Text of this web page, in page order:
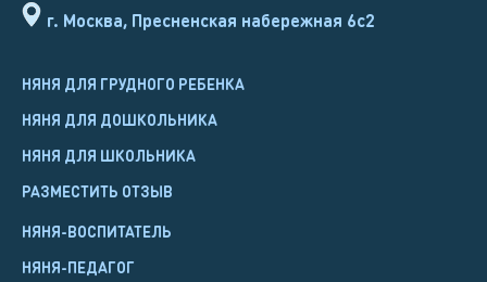
г. Москва, Пресненская набережная 6с2
НЯНЯ ДЛЯ ГРУДНОГО РЕБЕНКА
НЯНЯ ДЛЯ ДОШКОЛЬНИКА
НЯНЯ ДЛЯ ШКОЛЬНИКА
РАЗМЕСТИТЬ ОТЗЫВ
НЯНЯ-ВОСПИТАТЕЛЬ
НЯНЯ-ПЕДАГОГ